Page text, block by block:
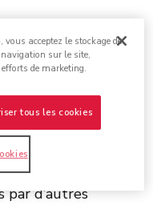
est une
de raisons pour
festifs est
de soldes, où les
aux offres
d’autres
acceptez le stockage de
sur le site,
de marketing.
tous les cookies